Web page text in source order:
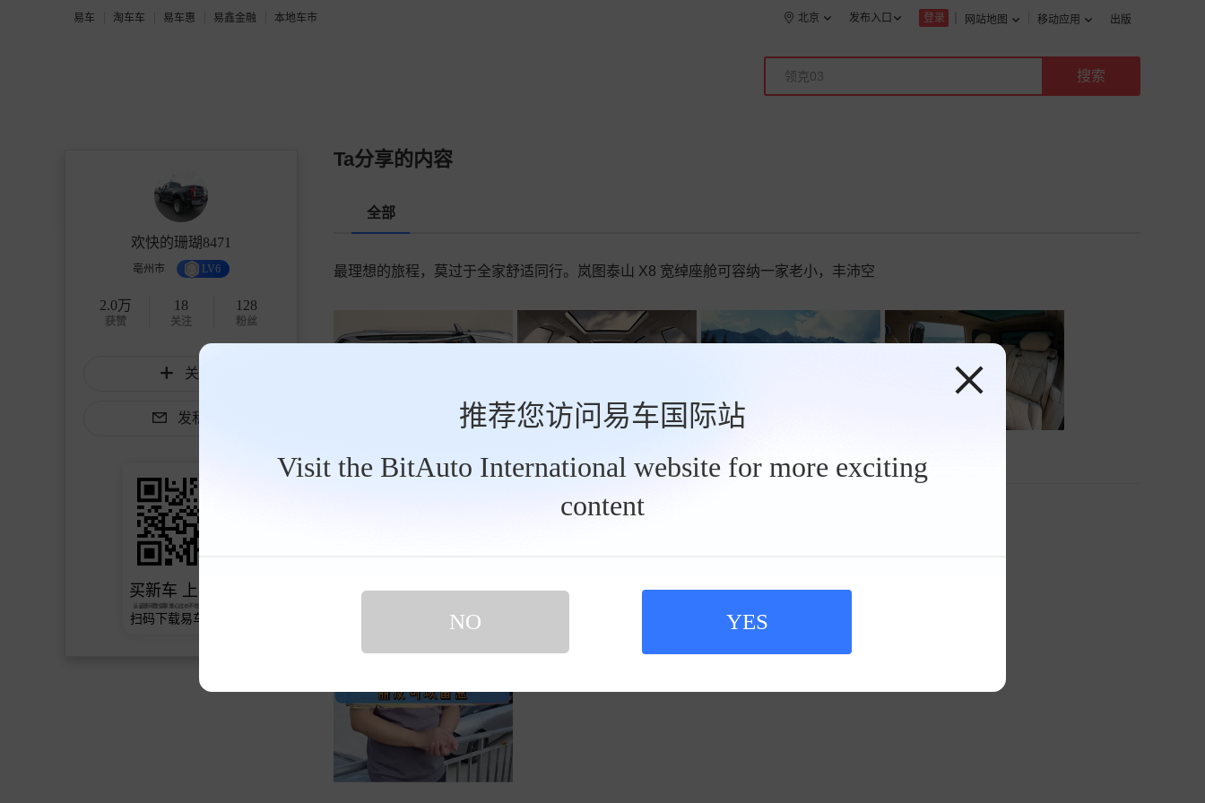
易车 淘车车 易车惠 易鑫金融 本地车市 网站地图 移动应用 出版
登录
发布入口
北京
推荐您访问易车国际站
Visit the BitAuto International website for more exciting
content
NO YES
欢快的珊瑚8471
亳州市 LV6
2.0万
获赞
18
关注
128
粉丝
关注
发私信
买新车 上易车
认证顾问微信聊 放心比价不吃亏
扫码下载易车APP
Ta分享的内容
全部
最理想的旅程，莫过于全家舒适同行。岚图泰山 X8 宽绰座舱可容纳一家老小，丰沛空
欢快的珊瑚8471 2026-07-22 汽车杂谈社区